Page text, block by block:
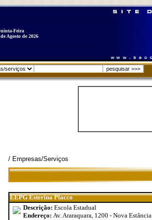
Feira
Agosto de 2026
/ Empresas/Serviços
EEPG Esterina Placco
Descrição: Escola Estadual
Endereço: Av. Araraquara, 1200 - Nova Estância